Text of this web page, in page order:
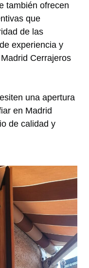
también ofrecen
que
de las
experiencia y
Cerrajeros
una apertura
en Madrid
de calidad y